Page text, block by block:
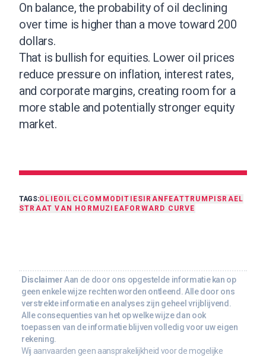
On balance, the probability of oil declining
over time is higher than a move toward 200
dollars.
That is bullish for equities. Lower oil prices
reduce pressure on inflation, interest rates,
and corporate margins, creating room for a
more stable and potentially stronger equity
market.
TAGS:OLIEOIL CLCOMMODITIESIRAN FEATTRUMPISRAEL
STRAAT VAN HORMUZ IEAFORWARD CURVE
Disclaimer Aan de door ons opgestelde informatie kan op
geen enkele wijze rechten worden ontleend. Alle door ons
verstrekte informatie en analyses zijn geheel vrijblijvend.
Alle consequenties van het op welke wijze dan ook
toepassen van de informatie blijven volledig voor uw eigen
rekening.
Wij aanvaarden geen aansprakelijkheid voor de mogelijke